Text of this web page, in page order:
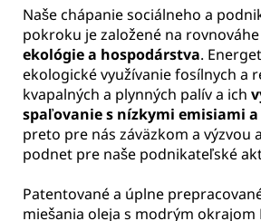
Naše chápanie sociálneho a
pokroku je založené na
ekológie a hospodárstva.
ekologické využívanie fosílnych a
kvapalných a plynných palív a ich
spaľovanie s nízkymi emisiami a
preto pre nás záväzkom a výzvou
podnet pre naše podnikateľské
Patentované a úplne
miešania oleja s modrým okrajom